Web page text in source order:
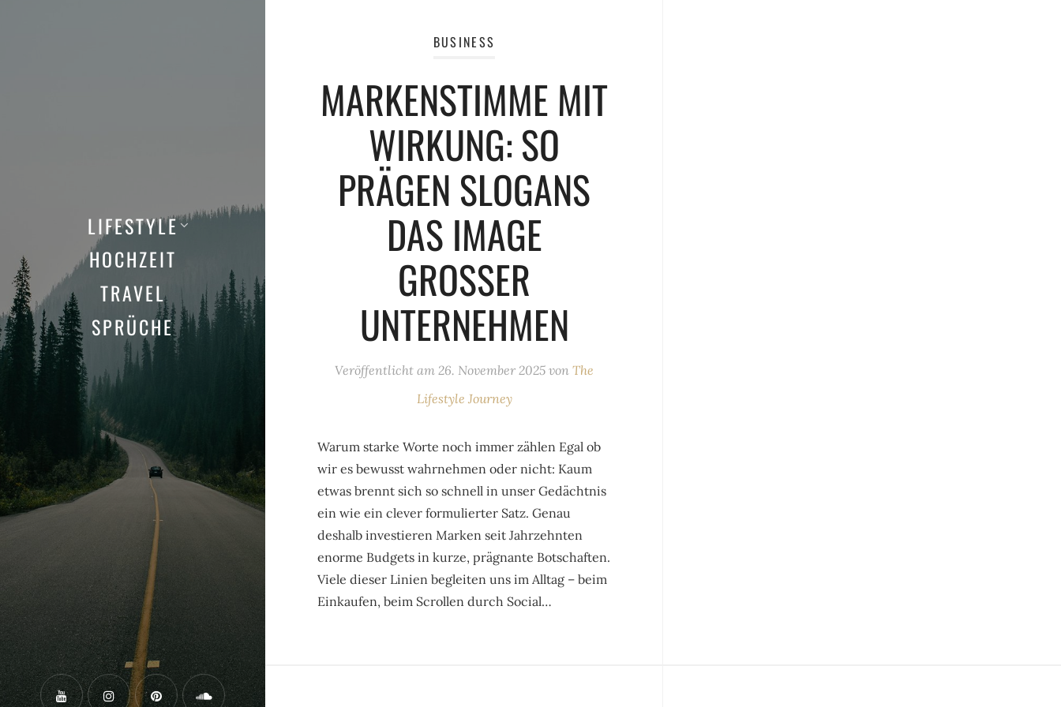
LIFESTYLE
HOCHZEIT
TRAVEL
SPRÜCHE
BUSINESS
MARKENSTIMME MIT
WIRKUNG: SO
PRÄGEN SLOGANS
DAS IMAGE
GROSSER U
NTERNEHMEN
Veröffentlicht am 26. November 2025 von The
Lifestyle Journey
Warum starke Worte noch immer zählen Egal ob
wir es bewusst wahrnehmen oder nicht: Kaum
etwas brennt sich so schnell in unser Gedächtnis
ein wie ein clever formulierter Satz. Genau
deshalb investieren Marken seit Jahrzehnten
enorme Budgets in kurze, prägnante Botschaften.
Viele dieser Linien begleiten uns im Alltag – beim
Einkaufen, beim Scrollen durch Social…